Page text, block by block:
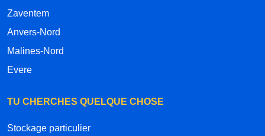
Zaventem
Anvers-Nord
Malines-Nord
Evere
TU CHERCHES QUELQUE CHOSE
Stockage particulier